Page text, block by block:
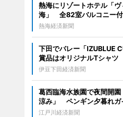
熱海にリゾートホテル「
海」 全82室バルコニー付
熱海経済新聞
下田でバレー「IZUBLUE
賞品はオリジナルTシャツ
伊豆下田経済新聞
葛西臨海水族園で夜間開
涼み」 ペンギン夕暮れガ
江戸川経済新聞